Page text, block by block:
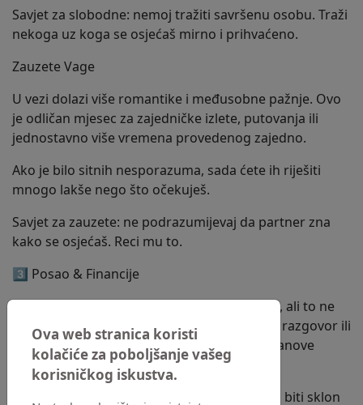
Savjet za slobodne: nemoj tražiti savršenu osobu. Traži
nekoga uz koga se osjećaš mirno i prihvaćeno.
Zauzete Vage
U vezi dolazi više romantike i međusobne pažnje. Ovo
je odličan mjesec za zajedničke izlete, putovanja ili
jednostavno više vremena provedenog zajedno.
Ako je bilo sitnih nesporazuma, sada ćete ih riješiti
mnogo lakše nego što očekuješ.
Savjet za zauzete: ne podrazumijevaj da partner zna
kako se osjećaš. Reci mu to.
3️⃣ Posao & Financije
Na poslu će atmosfera biti nešto opuštenija, ali to ne
znači da neće biti prilika za napredak. Jedan razgovor ili
novi kontakt mogao bi biti važan za tvoje planove
nakon ljeta.
Financijska situacija ostaje stabilna, iako ćeš biti sklon
Ova web stranica koristi
kolačiće za poboljšanje vašeg
korisničkog iskustva.